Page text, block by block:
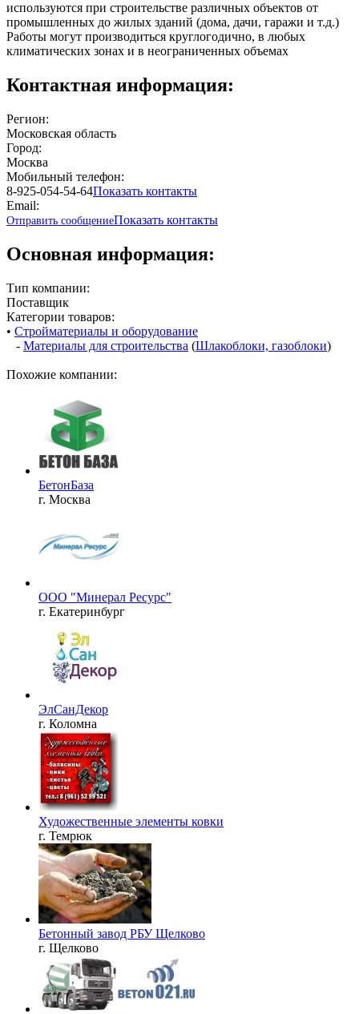
используются при строительстве различных объектов от
промышленных до жилых зданий (дома, дачи, гаражи и т.д.)
Работы могут производиться круглогодично, в любых
климатических зонах и в неограниченных объемах
Контактная информация:
Регион:
Московская область
Город:
Москва
Мобильный телефон:
8-925-054-54-64Показать контакты
Email:
Отправить сообщениеПоказать контакты
Основная информация:
Тип компании:
Поставщик
Категории товаров:
• Стройматериалы и оборудование
- Материалы для строительства (Шлакоблоки, газоблоки)
Похожие компании:
БетонБаза
г. Москва
ООО "Минерал Ресурс"
г. Екатеринбург
ЭлСанДекор
г. Коломна
Художественные элементы ковки
г. Темрюк
Бетонный завод РБУ Щелково
г. Щелково